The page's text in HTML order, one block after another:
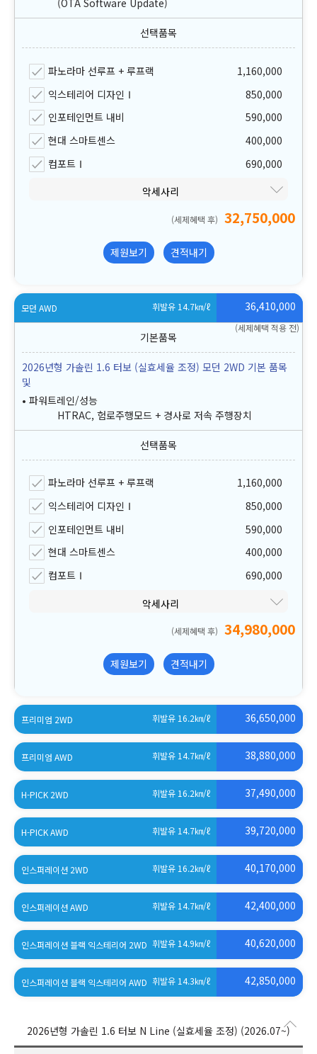
(OTA Software Update)
파노라마 선루프 + 루프랙
1,160,000
익스테리어 디자인Ⅰ
850,000
인포테인먼트 내비
590,000
현대 스마트센스
400,000
컴포트Ⅰ
690,000
악세사리
(세제혜택 후) 32,750,000
제원보기 견적내기
모던 AWD 휘발유 14.7㎞/ℓ
(세제혜택 적용 전)
36,410,000
2026년형 가솔린 1.6 터보 (실효세율 조정) 모던 2WD 기본 품목
및
파워트레인/성능
HTRAC, 험로주행모드 + 경사로 저속 주행장치
파노라마 선루프 + 루프랙
1,160,000
익스테리어 디자인Ⅰ
850,000
인포테인먼트 내비
590,000
현대 스마트센스
400,000
컴포트Ⅰ
690,000
악세사리
(세제혜택 후) 34,980,000
제원보기 견적내기
프리미엄 2WD 휘발유 16.2㎞/ℓ
36,650,000
프리미엄 AWD 휘발유 14.7㎞/ℓ
38,880,000
H-PICK 2WD 휘발유 16.2㎞/ℓ
37,490,000
H-PICK AWD 휘발유 14.7㎞/ℓ
39,720,000
인스퍼레이션 2WD 휘발유 16.2㎞/ℓ
40,170,000
인스퍼레이션 AWD 휘발유 14.7㎞/ℓ
42,400,000
인스퍼레이션 블랙 익스테리어 2WD 휘발유 14.9㎞/ℓ
40,620,000
인스퍼레이션 블랙 익스테리어 AWD 휘발유 14.3㎞/ℓ
42,850,000
2026년형 가솔린 1.6 터보 N Line (실효세율 조정) (2026.07~)